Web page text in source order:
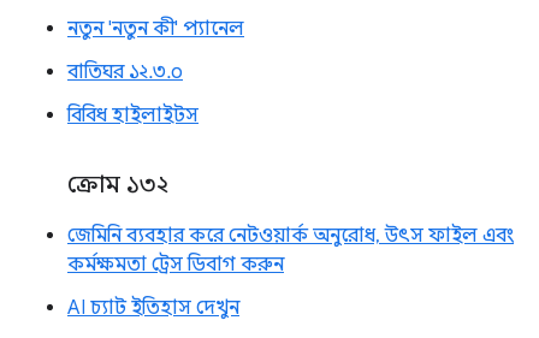
নতুন 'নতুন কী' প্যানেল
বাতিঘর ১২.৩.০
বিবিধ হাইলাইটস
ক্রোম ১৩২
জেমিনি ব্যবহার করে নেটওয়ার্ক অনুরোধ, উৎস ফাইল এবং
কর্মক্ষমতা ট্রেস ডিবাগ করুন
AI চ্যাট ইতিহাস দেখুন